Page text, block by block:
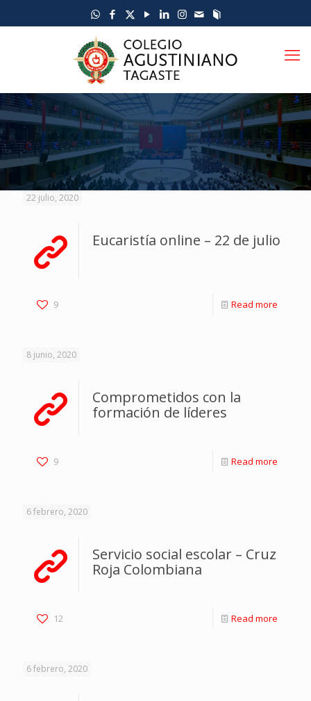
22 julio, 2020
Eucaristía online – 22 de julio
9 Read more
8 junio, 2020
Comprometidos con la
formación de líderes
9 Read more
6 febrero, 2020
Servicio social escolar – Cruz
Roja Colombiana
12 Read more
6 febrero, 2020